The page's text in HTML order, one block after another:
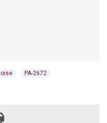
PA-2672